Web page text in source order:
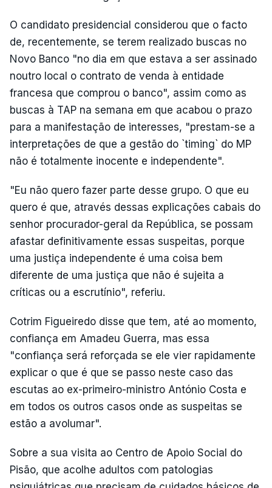
O candidato presidencial considerou que o facto
de, recentemente, se terem realizado buscas no
Novo Banco "no dia em que estava a ser assinado
noutro local o contrato de venda à entidade
francesa que comprou o banco", assim como as
buscas à TAP na semana em que acabou o prazo
para a manifestação de interesses, "prestam-se a
interpretações de que a gestão do `timing` do MP
não é totalmente inocente e independente".
"Eu não quero fazer parte desse grupo. O que eu
quero é que, através dessas explicações cabais do
senhor procurador-geral da República, se possam
afastar definitivamente essas suspeitas, porque
uma justiça independente é uma coisa bem
diferente de uma justiça que não é sujeita a
críticas ou a escrutínio", referiu.
Cotrim Figueiredo disse que tem, até ao momento,
confiança em Amadeu Guerra, mas essa
"confiança será reforçada se ele vier rapidamente
explicar o que é que se passo neste caso das
escutas ao ex-primeiro-ministro António Costa e
em todos os outros casos onde as suspeitas se
estão a avolumar".
Sobre a sua visita ao Centro de Apoio Social do
Pisão, que acolhe adultos com patologias